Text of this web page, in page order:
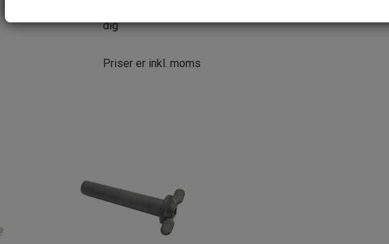
Se aktuel leveringstid på varen - vi afsender altid
dig
Priser er inkl. moms